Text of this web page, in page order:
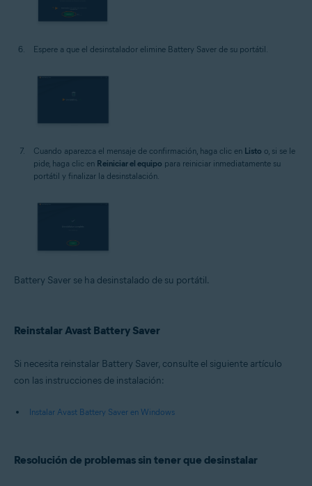
Espere a que el desinstalador elimine Battery Saver de su portátil.
Cuando aparezca el mensaje de confirmación, haga clic en Listo o, si se le
pide, haga clic en Reiniciar el equipo para reiniciar inmediatamente su
portátil y finalizar la desinstalación.
Battery Saver se ha desinstalado de su portátil.
Reinstalar Avast Battery Saver
Si necesita reinstalar Battery Saver, consulte el siguiente artículo
con las instrucciones de instalación:
Instalar Avast Battery Saver en Windows
Resolución de problemas sin tener que desinstalar